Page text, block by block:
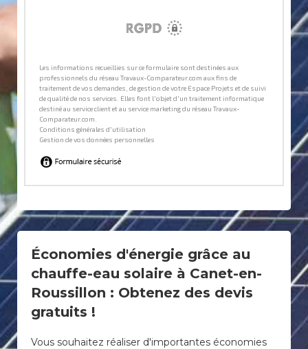
Économies d'énergie grâce au
chauffe-eau solaire à Canet-en-
Roussillon : Obtenez des devis
gratuits !
Vous souhaitez réaliser d'importantes économies